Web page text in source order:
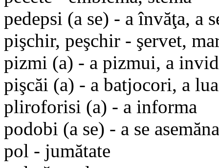
pedepsi (a se) - a învăţa, a
pişchir, peşchir - şervet,
pizmi (a) - a pizmui, a
pişcăi (a) - a batjocori, a
pliroforisi (a) - a informa
podobi (a se) - a se asemăna
pol - jumătate